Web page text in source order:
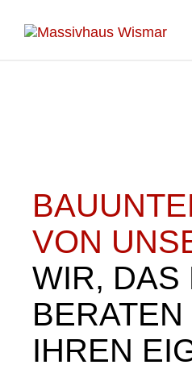
VON
WIR, DAS
IHREN